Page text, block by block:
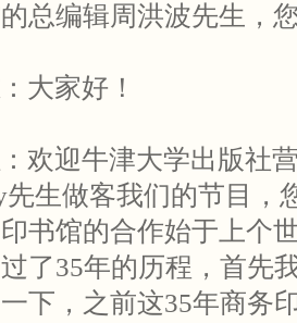
总编辑周洪波先生，
：大家好！
：欢迎牛津大学出版社
先生做客我们的节目，
书馆的合作始于上个
了35年的历程，首先
下，之前这35年商务